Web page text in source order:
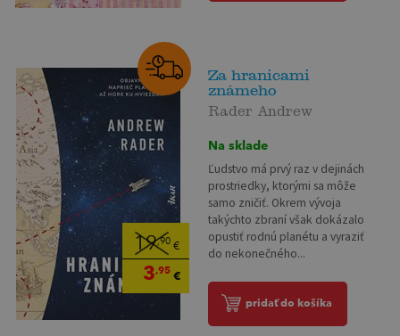
19,90€
3,95€
Za hranicami
známeho
Rader Andrew
Na sklade
Ľudstvo má prvý raz v dejinách
prostriedky, ktorými sa môže
samo zničiť. Okrem vývoja
takýchto zbraní však dokázalo
opustiť rodnú planétu a vyraziť
do nekonečného...
pridať do košíka